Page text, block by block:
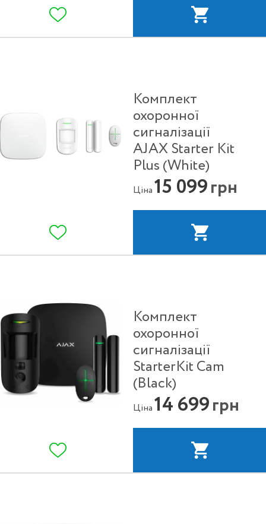
Комплект
охоронної
сигналізації
AJAX Starter Kit
Plus (White)
Ціна15 099грн
Комплект
охоронної
сигналізації
StarterKit Cam
(Black)
Ціна14 699грн